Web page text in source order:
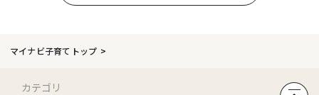
マイナビ子育てトップ
カテゴリ